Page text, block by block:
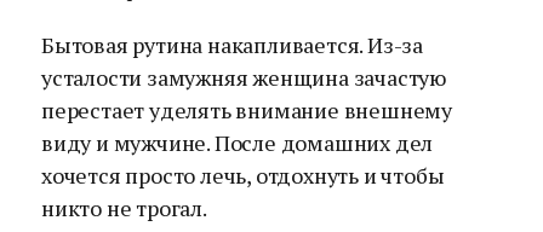
Бытовая рутина накапливается. Из-за
усталости замужняя женщина зачастую
перестает уделять внимание внешнему
виду и мужчине. После домашних дел
хочется просто лечь, отдохнуть и чтобы
никто не трогал.